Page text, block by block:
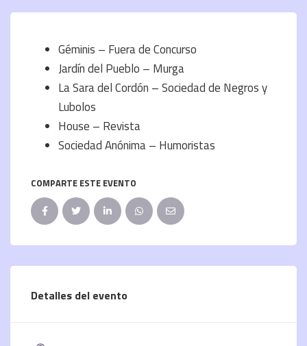
Géminis – Fuera de Concurso
Jardín del Pueblo – Murga
La Sara del Cordón – Sociedad de Negros y
Lubolos
House – Revista
Sociedad Anónima – Humoristas
COMPARTE ESTE EVENTO
Detalles del evento